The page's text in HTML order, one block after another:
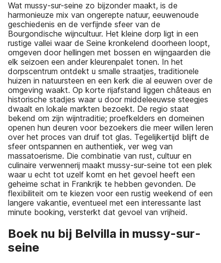
Wat mussy-sur-seine zo bijzonder maakt, is de
harmonieuze mix van ongerepte natuur, eeuwenoude
geschiedenis en de verfijnde sfeer van de
Bourgondische wijncultuur. Het kleine dorp ligt in een
rustige vallei waar de Seine kronkelend doorheen loopt,
omgeven door hellingen met bossen en wijngaarden die
elk seizoen een ander kleurenpalet tonen. In het
dorpscentrum ontdekt u smalle straatjes, traditionele
huizen in natuursteen en een kerk die al eeuwen over de
omgeving waakt. Op korte rijafstand liggen châteaus en
historische stadjes waar u door middeleeuwse steegjes
dwaalt en lokale markten bezoekt. De regio staat
bekend om zijn wijntraditie; proefkelders en domeinen
openen hun deuren voor bezoekers die meer willen leren
over het proces van druif tot glas. Tegelijkertijd blijft de
sfeer ontspannen en authentiek, ver weg van
massatoerisme. Die combinatie van rust, cultuur en
culinaire verwennerij maakt mussy-sur-seine tot een plek
waar u echt tot uzelf komt en het gevoel heeft een
geheime schat in Frankrijk te hebben gevonden. De
flexibiliteit om te kiezen voor een rustig weekend of een
langere vakantie, eventueel met een interessante last
minute booking, versterkt dat gevoel van vrijheid.
Boek nu bij Belvilla in mussy-sur-
seine